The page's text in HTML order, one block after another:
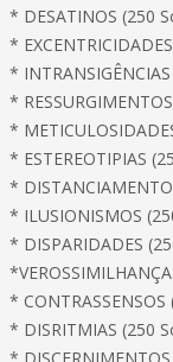
* DESATINOS (250
*
*
*
*
* ESTEREOTIPIAS
*
* ILUSIONISMOS
* DISPARIDADES
*
* DISRITMIAS (250